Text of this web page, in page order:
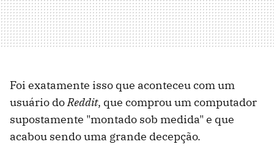
Foi exatamente isso que aconteceu com um
usuário doReddit, que comprou um computador
supostamente "montado sob medida" e que
acabou sendo uma grande decepção.